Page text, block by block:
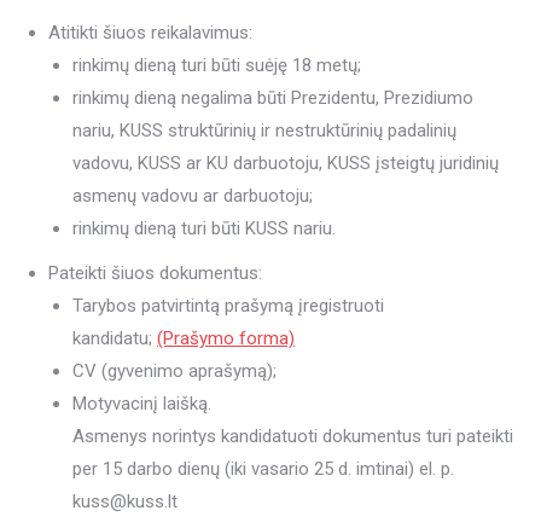
Atitikti šiuos reikalavimus:
rinkimų dieną turi būti suėję 18 metų;
rinkimų dieną negalima būti Prezidentu, Prezidiumo
nariu, KUSS struktūrinių ir nestruktūrinių padalinių
vadovu, KUSS ar KU darbuotoju, KUSS įsteigtų juridinių
asmenų vadovu ar darbuotoju;
rinkimų dieną turi būti KUSS nariu.
Pateikti šiuos dokumentus:
Tarybos patvirtintą prašymą įregistruoti
kandidatu; (Prašymo forma)
CV (gyvenimo aprašymą);
Motyvacinį laišką.
Asmenys norintys kandidatuoti dokumentus turi pateikti
per 15 darbo dienų (iki vasario 25 d. imtinai) el. p.
kuss@kuss.lt